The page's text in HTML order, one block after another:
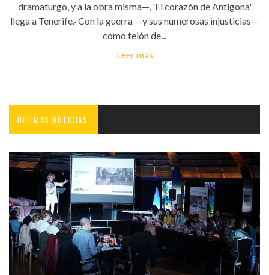
dramaturgo, y a la obra misma—, 'El corazón de Antígona'
llega a Tenerife.· Con la guerra —y sus numerosas injusticias—
como telón de...
Leer más
ÚLTIMAS NOTICIAS'